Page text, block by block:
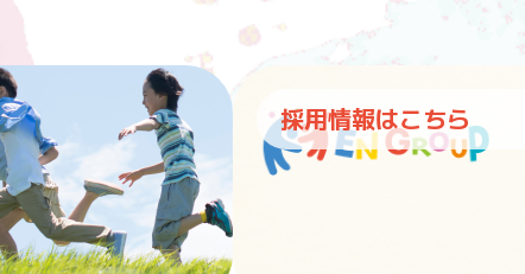
採用情報はこちら